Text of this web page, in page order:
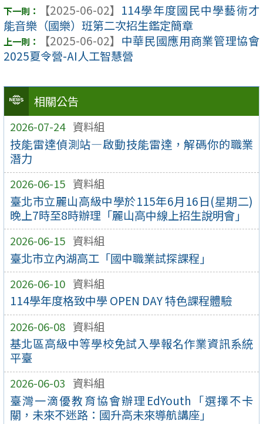
相關公告
2026-07-24 資料組
技能雷達偵測站—啟動技能雷達，解碼你的職業
潛力
2026-06-15 資料組
臺北市立麗山高級中學於115年6月16日(星期二)
晚上7時至8時辦理「麗山高中線上招生說明會」
2026-06-15 資料組
臺北市立內湖高工「國中職業試探課程」
2026-06-10 資料組
114學年度格致中學 OPEN DAY 特色課程體驗
2026-06-08 資料組
基北區高級中等學校免試入學報名作業資訊系統
平臺
2026-06-03 資料組
臺灣一滴優教育協會辦理EdYouth「選擇不卡
關，未來不迷路：國升高未來導航講座」
【2025-06-02】 114學年度國民中學藝術才
能音樂（國樂）班第二次招生鑑定簡章
【2025-06-02】 中華民國應用商業管理協會
2025夏令營-AI人工智慧營